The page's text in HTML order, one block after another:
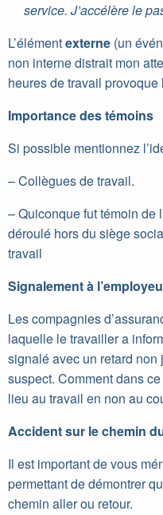
service. J’accélère le
L’élémentexterne (un
non interne distrait mon
heures de travail provoque
Importance des témoins
Si possible mentionnez
– Collègues de travail.
– Quiconque fut témoin de
déroulé hors du siège
travail
Signalement à
Les compagnies
laquelle le travailler a
signalé avec un retard
suspect. Comment dans
lieu au travail en non au
Accident sur le chemin
Il est important de vous
permettant de démontrer
chemin aller ou retour.